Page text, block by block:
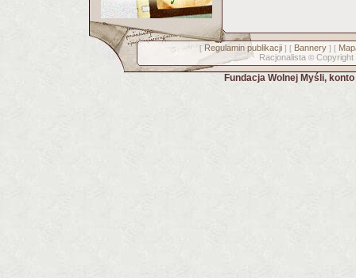
[ Regulamin publikacji] [ Bannery] [
Racjonalista © Copyright
Fundacja Wolnej Myśli,